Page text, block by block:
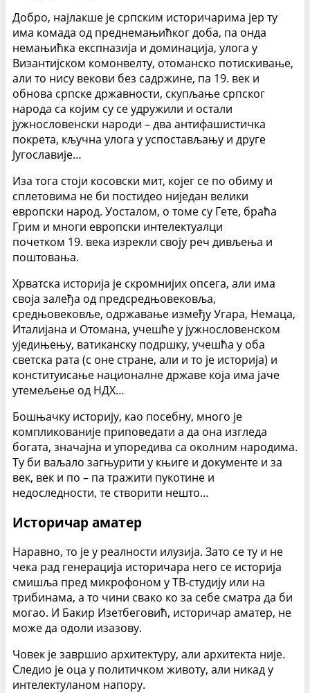
Добро, најлакше је српским историчарима јер ту
има комада од преднемањићког доба, па онда
немањићка експназија и доминација, улога у
Византијском комонвелту, отоманско потискивање,
али то нису векови без садржине, па 19. век и
обнова српске државности, скупљање српског
народа са којим су се удружили и остали
јужнословенски народи – два антифашистичка
покрета, кључна улога у успостављању и друге
Југославије…
Иза тога стоји косовски мит, којег се по обиму и
сплетовима не би постидео ниједан велики
европски народ. Уосталом, о томе су Гете, браћа
Грим и многи европски интелектуалци
почетком 19. века изрекли своју реч дивљења и
поштовања.
Хрватска историја је скромнијих опсега, али има
своја залеђа од предсредњовековља,
средњовековље, одржавање између Угара, Немаца,
Италијана и Отомана, учешће у јужнословенском
уједињењу, ватиканску подршку, учешћа у оба
светска рата (с оне стране, али и то је историја) и
конституисање националне државе која има јаче
утемељење од НДХ…
Бошњачку историју, као посебну, много је
компликованије приповедати а да она изгледа
богата, значајна и упоредива са околним народима.
Ту би ваљало загњурити у књиге и документе и за
век, век и по – па тражити пукотине и
недоследности, те створити нешто…
Историчар аматер
Наравно, то је у реалности илузија. Зато се ту и не
чека рад генерација историчара него се историја
смишља пред микрофоном у ТВ-студију или на
трибинама, а то чини свако ко за себе сматра да би
могао. И Бакир Изетбеговић, историчар аматер, не
може да одоли изазову.
Човек је завршио архитектуру, али архитекта није.
Следио је оца у политичком животу, али никад у
интелектуланом напору.